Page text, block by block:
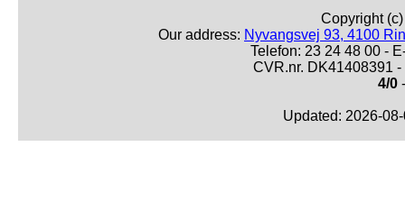
Copyright
Our address: Nyvangsvej 93, 4100
Telefon: 23 24 48 00 -
CVR.nr. DK41408391
4/0
Updated: 2026-